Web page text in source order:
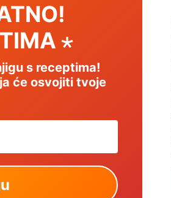
⋆
s receptima!
će osvojiti tvoje